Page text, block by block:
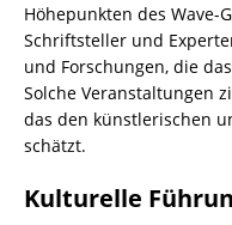
Höhepunkten des Wave-
Schriftsteller und
und Forschungen, die
Solche Veranstaltungen
das den künstlerischen
schätzt.
Kulturelle